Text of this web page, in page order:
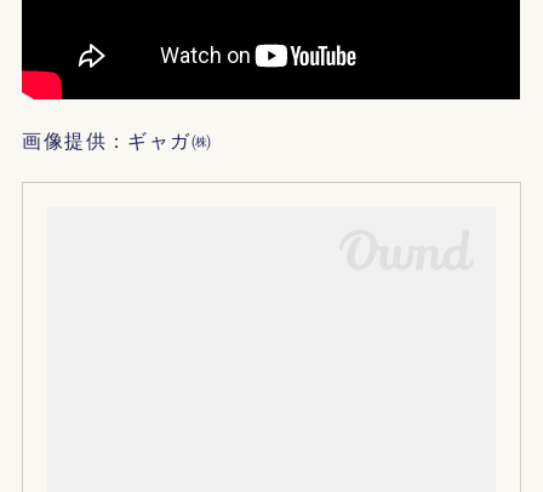
画像提供：ギャガ㈱